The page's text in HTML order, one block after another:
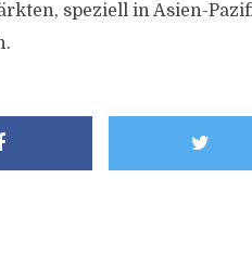
speziell in Asien-